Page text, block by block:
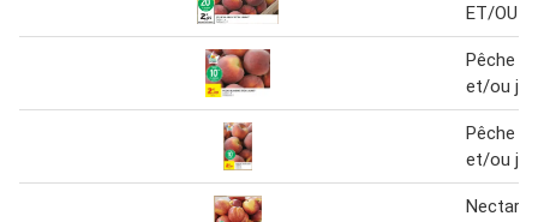
ET/OU
Pêche
et/ou
Pêche
et/ou